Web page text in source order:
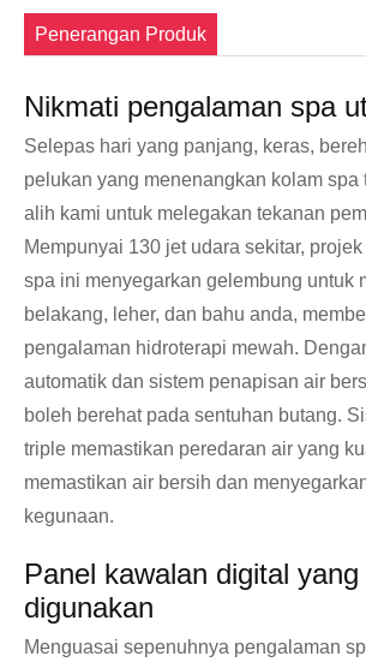
Penerangan Produk
Nikmati pengalaman spa
Selepas hari yang panjang, keras,
pelukan yang menenangkan kolam spa
alih kami untuk melegakan tekanan
Mempunyai 130 jet udara sekitar,
spa ini menyegarkan gelembung untuk
belakang, leher, dan bahu anda,
pengalaman hidroterapi mewah.
automatik dan sistem penapisan air
boleh berehat pada sentuhan butang.
triple memastikan peredaran air yang
memastikan air bersih dan
kegunaan.
Panel kawalan digital
digunakan
Menguasai sepenuhnya pengalaman